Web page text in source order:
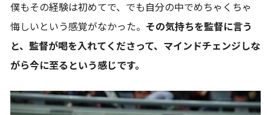
僕もその経験は初めてで、でも自分の中でめちゃくちゃ
悔しいという感覚がなかった。 その気持ちを監督に言う
と、監督が喝を入れてくださって、マインドチェンジしな
がら今に至るという感じです。